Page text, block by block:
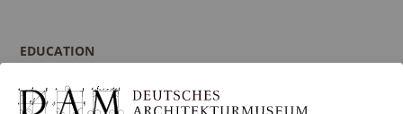
EDUCATION
Guidances and Tours